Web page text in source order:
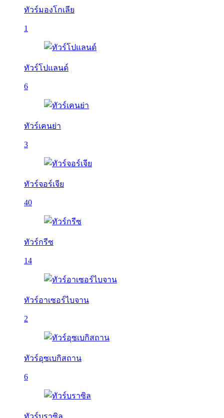
ทัวร์มองโกเลีย
1
ทัวร์โปแลนด์
6
ทัวร์เคนย่า
3
ทัวร์จอร์เจีย
40
ทัวร์กรีซ
14
ทัวร์อาเซอร์ไบจาน
2
ทัวร์อุซเบกิสถาน
6
ทัวร์บราซิล